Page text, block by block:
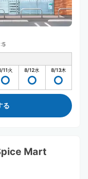
:5
11火 8/12水 8/13木
る
Mart